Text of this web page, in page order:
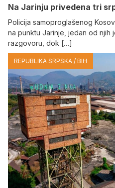
Na Јarinju privedena tri
Policija samoproglašenog
na punktu Јarinje, jedan od njih
razgovoru, dok […]
REPUBLIKA SRPSKA / BIH